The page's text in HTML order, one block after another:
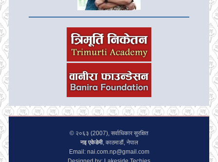
© २०६३ (2007), सर्वाधिकार सुरक्षित
नइ एकेडेमी, काठमाडौं, नेपाल
Email: nai.com.np@gmail.com